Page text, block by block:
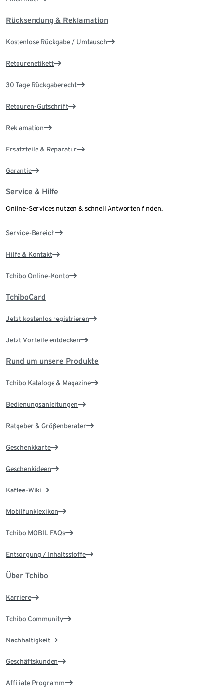
Rücksendung & Reklamation
Kostenlose Rückgabe / Umtausch
Retourenetikett
30 Tage Rückgaberecht
Retouren-Gutschrift
Reklamation
Ersatzteile & Reparatur
Garantie
Service & Hilfe
Online-Services nutzen & schnell Antworten finden.
Service-Bereich
Hilfe & Kontakt
Tchibo Online-Konto
TchiboCard
Jetzt kostenlos registrieren
Jetzt Vorteile entdecken
Rund um unsere Produkte
Tchibo Kataloge & Magazine
Bedienungsanleitungen
Ratgeber & Größenberater
Geschenkkarte
Geschenkideen
Kaffee-Wiki
Mobilfunklexikon
Tchibo MOBIL FAQs
Entsorgung / Inhaltsstoffe
Über Tchibo
Karriere
Tchibo Community
Nachhaltigkeit
Geschäftskunden
Affiliate Programm